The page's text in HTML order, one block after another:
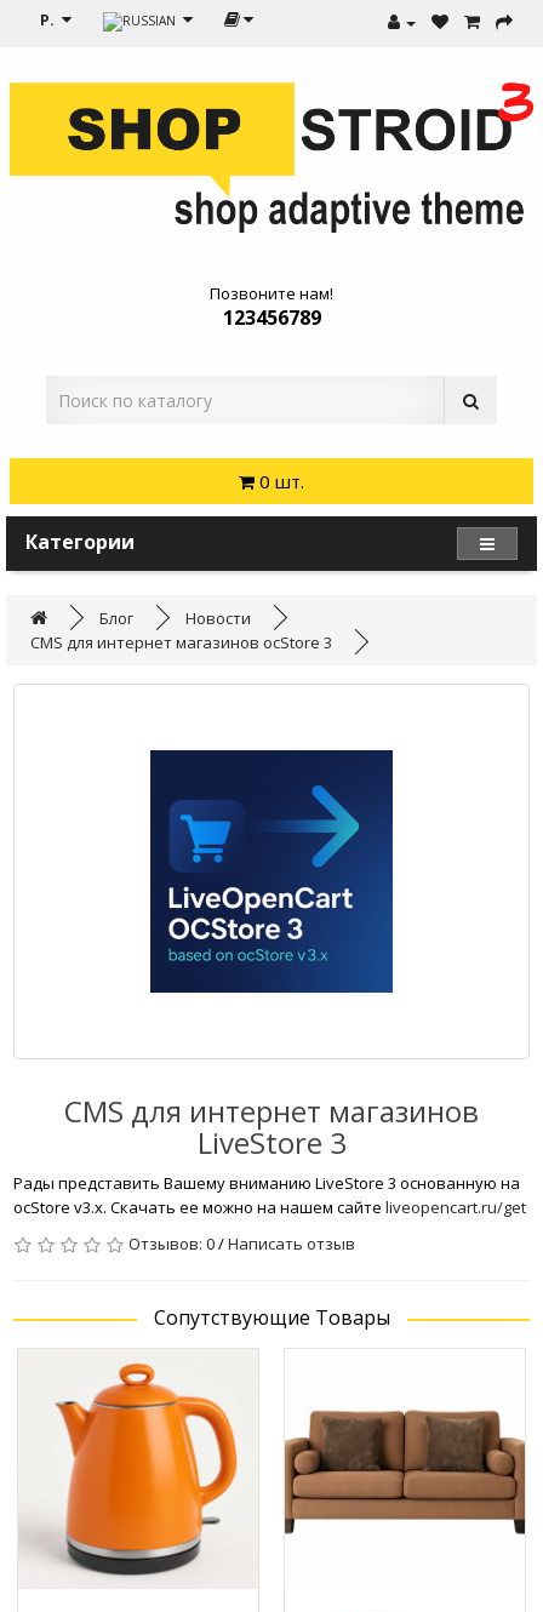
Р.
Позвоните нам!
123456789
0 шт.
Категории
Блог
Новости
CMS для интернет магазинов ocStore 3
CMS для интернет магазинов
LiveStore 3
Рады представить Вашему вниманию LiveStore 3 основанную на
ocStore v3.x. Скачать ее можно на нашем сайте liveopencart.ru/get
Отзывов: 0/Написать отзыв
Сопутствующие Товары